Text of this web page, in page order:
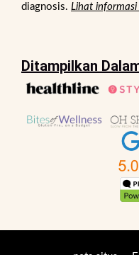
diagnosis. Lihat
Ditampilkan